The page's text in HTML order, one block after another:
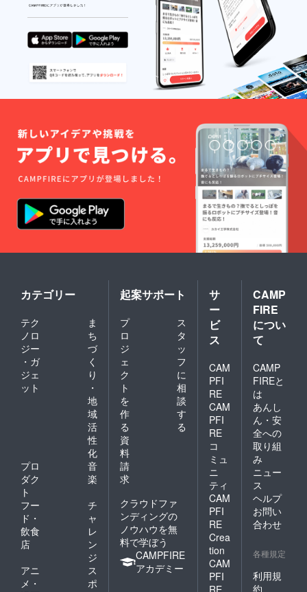
カテゴリー
テク
ノロ
ジー
・ガ
ジェ
ット
ま
ち
づ
く
り
・
地
域
活
性
化
プロ
ダク
ト
音
楽
フー
ド・
飲食
店
チ
ャ
レ
ン
ジ
アニ
メ・
ス
ポ
起案サポート
プ
ロ
ジ
ェ
ク
ト
を
作
る
ス
タ
ッ
フ
に
相
談
す
る
資
料
請
求
クラウドファ
ンディングの
ノウハウを無
料で学ぼう
CAMPFIRE
アカデミー
サ
ー
ビ
ス
CAM
PFI
RE
CAM
PFI
RE
コ
ミュ
ニ
ティ
CAM
PFI
RE
Crea
tion
CAM
PFI
CAMP
FIRE
につい
て
CAMP
FIREと
は
あんし
ん・安
全への
取り組
み
ニュー
ス
ヘルプ
お問い
合わせ
各種規定
利用規
約